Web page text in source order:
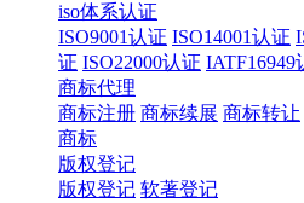
iso体系认证
ISO9001认证 ISO14001认证
证 ISO22000认证 IATF16949
商标代理
商标注册 商标续展 商标转让
商标
版权登记
版权登记 软著登记